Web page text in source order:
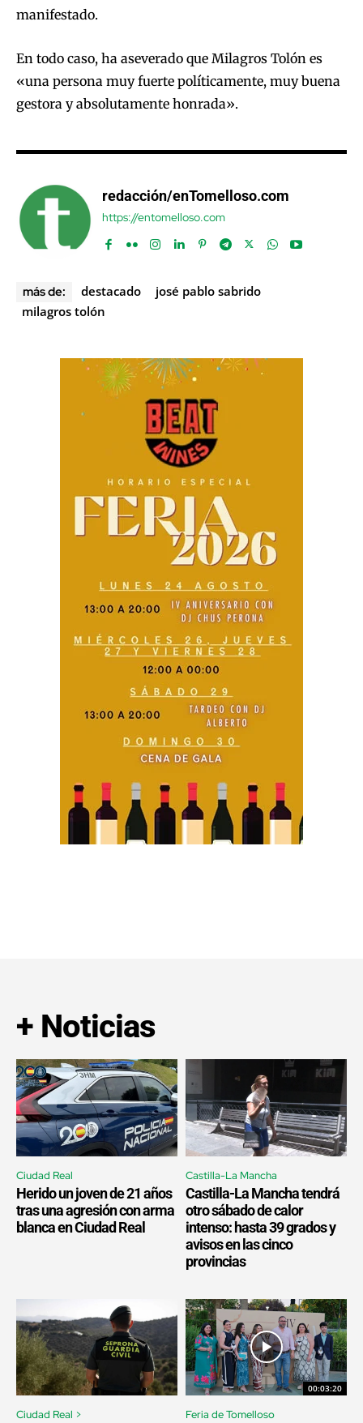
manifestado.
En todo caso, ha aseverado que Milagros Tolón es
«una persona muy fuerte políticamente, muy buena
gestora y absolutamente honrada».
redacción/enTomelloso.com
https://entomelloso.com
más de: destacado
josé pablo sabrido
milagros tolón
+ Noticias
Ciudad Real
Herido un joven de 21 años
tras una agresión con arma
blanca en Ciudad Real
Castilla-La Mancha
Castilla-La Mancha tendrá
otro sábado de calor
intenso: hasta 39 grados y
avisos en las cinco
provincias
Ciudad Real >
00:03:20
Feria de Tomelloso